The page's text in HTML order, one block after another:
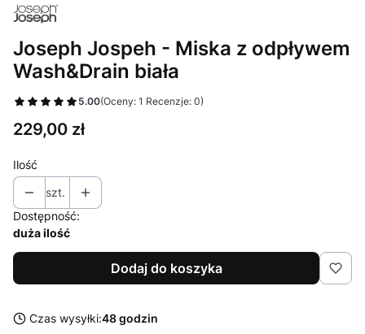
Joseph Jospeh - Miska z odpływem
Wash&Drain biała
5.00(Oceny: 1 Recenzje: 0)
Cena
229,00 zł
Ilość
szt.
Dostępność:
duża ilość
Dodaj do koszyka
Czas wysyłki:48 godzin